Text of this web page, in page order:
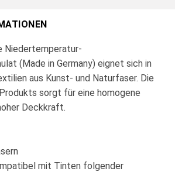
Niedertemperatur-
(Made in Germany) eignet sich in
aus Kunst- und Naturfaser. Die
sorgt für eine homogene
Deckkraft.
mit Tinten folgender